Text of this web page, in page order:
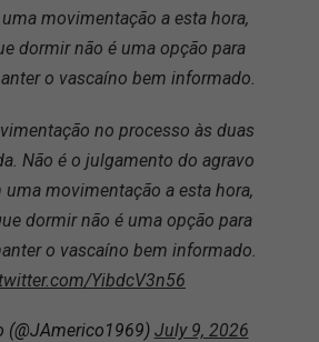
movimentação a esta hora,
dormir não é uma opção para
o vascaíno bem informado.
no processo às duas
Não é o julgamento do agravo
uma movimentação a esta hora,
dormir não é uma opção para
o vascaíno bem informado.
YibdcV3n56
(@JAmerico1969) July 9, 2026